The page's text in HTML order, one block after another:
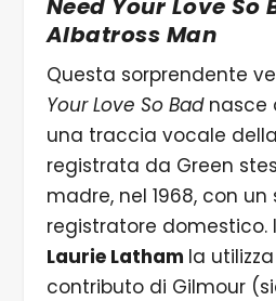
Albatross Man
Questa sorprendente
Your Love So Badnasce
una traccia vocale
registrata da Green
madre, nel 1968, con
registratore domestico.
Laurie Latham la
contributo di Gilmour